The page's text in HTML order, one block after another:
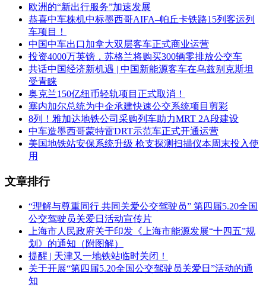
欧洲的“新出行服务”加速发展
恭喜中车株机中标墨西哥AIFA–帕丘卡铁路15列客运列
车项目！
中国中车出口加拿大双层客车正式商业运营
投资4000万英镑，苏格兰将购买300辆零排放公交车
共话中国经济新机遇 | 中国新能源客车在乌兹别克斯坦
受青睐
奥克兰150亿纽币轻轨项目正式取消！
塞内加尔总统为中企承建快速公交系统项目剪彩
8列！雅加达地铁公司采购列车助力MRT 2A段建设
中车造墨西哥蒙特雷DRT示范车正式开通运营
美国地铁站安保系统升级 枪支探测扫描仪本周末投入使
用
文章排行
“理解与尊重同行 共同关爱公交驾驶员” 第四届5.20全国
公交驾驶员关爱日活动宣传片
上海市人民政府关于印发《上海市能源发展“十四五”规
划》的通知（附图解）
提醒 | 天津又一地铁站临时关闭！
关于开展“第四届5.20全国公交驾驶员关爱日”活动的通
知